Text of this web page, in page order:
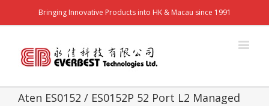
Bringing Innovative Products into HK & Macau since 1991
Aten ES0152 / ES0152P 52 Port L2 Managed